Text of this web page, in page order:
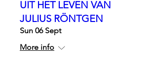
UIT HET LEVEN VAN
JULIUS RÖNTGEN
Sun 06 Sept
More info